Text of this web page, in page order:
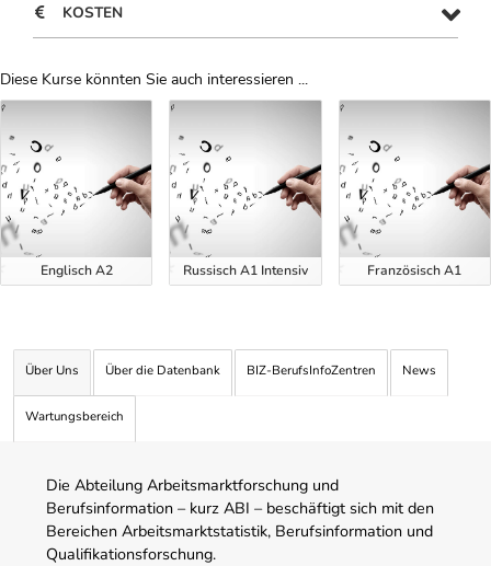
KOSTEN
Diese Kurse könnten Sie auch interessieren ...
Uber Weiterbildungsvorschläge
Englisch A2 Russisch A1 Intensiv Französisch A1
Über Uns Über die Datenbank BIZ-BerufsInfoZentren News
Wartungsbereich
Die Abteilung Arbeitsmarktforschung und
Berufsinformation – kurz ABI – beschäftigt sich mit den
Bereichen Arbeitsmarktstatistik, Berufsinformation und
Qualifikationsforschung.